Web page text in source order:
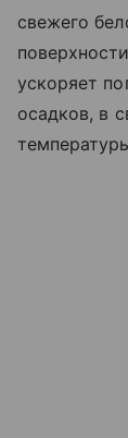
свежего
ускоряет
осадков, в